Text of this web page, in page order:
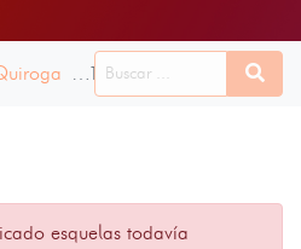
16 ABRIL 2025
esquelas todavía